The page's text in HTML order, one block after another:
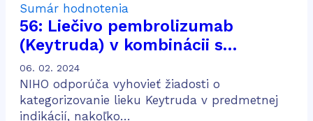
Sumár hodnotenia
56: Liečivo pembrolizumab
(Keytruda) v kombinácii s
chemoterapiou obsahujúcou
pemetrexed a platinu na liečbu
dospelých pacientov v prvej línii
06. 02. 2024
NIHO odporúča vyhovieť žiadosti o
kategorizovanie lieku Keytruda v predmetnej
indikácií, nakoľko…